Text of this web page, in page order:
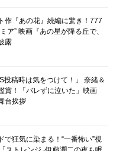
作『あの花』続編に驚き！777
ア” 映画『あの星が降る丘で、
露
投稿時は気をつけて！」 奈緒＆
賞！「バレずに泣いた」映画
台挨拶
狂気に染まる！“一番怖い”視